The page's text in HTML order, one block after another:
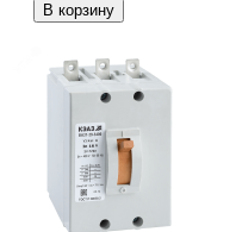
В корзину